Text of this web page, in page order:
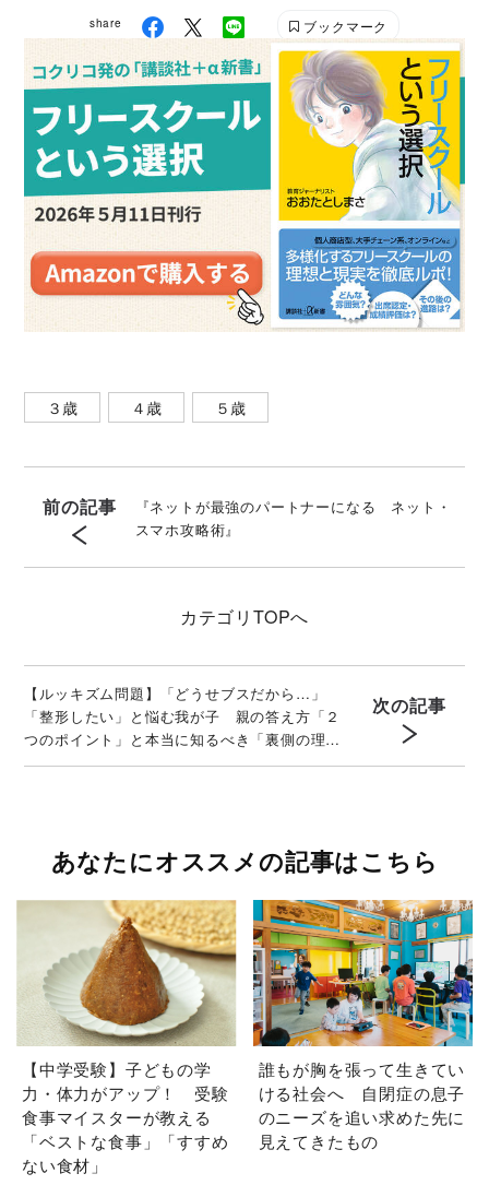
share ブックマーク
３歳 ４歳 ５歳
前の記事
『ネットが最強のパートナーになる ネット・
スマホ攻略術』
カテゴリ TOPへ
【ルッキズム問題】「どうせブスだから…」
「整形したい」と悩む我が子 親の答え方「２
つのポイント」と本当に知るべき「裏側の理
由」
次の記事
あなたにオススメの記事はこちら
【中学受験】子どもの学
力・体力がアップ！ 受験
食事マイスターが教える
「ベストな食事」「すすめ
ない食材」
誰もが胸を張って生きてい
ける社会へ 自閉症の息子
のニーズを追い求めた先に
見えてきたもの